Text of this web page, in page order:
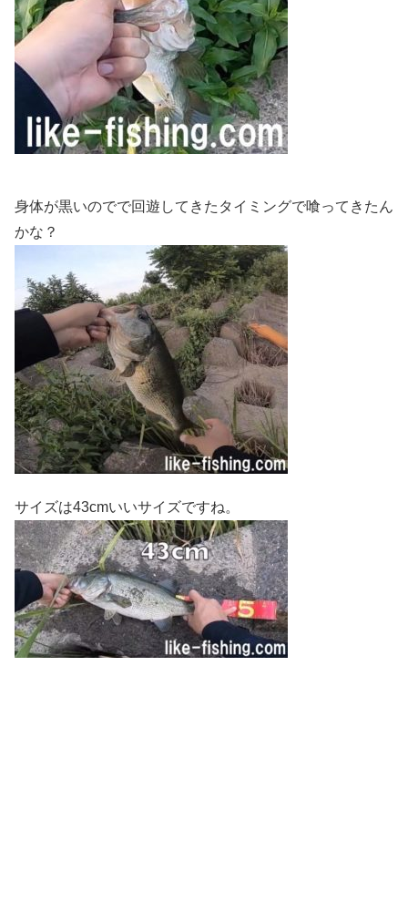
身体が黒いのでで回遊してきたタイミングで喰ってきたん
かな？
サイズは43cmいいサイズですね。